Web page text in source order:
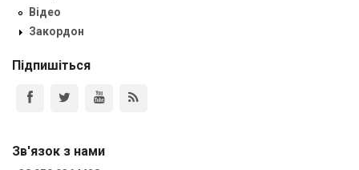
Відео
Закордон
Підпишіться
Зв'язок з нами